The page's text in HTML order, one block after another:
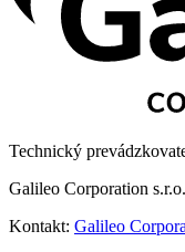
Technický
Galileo Corporation
Kontakt: Galileo